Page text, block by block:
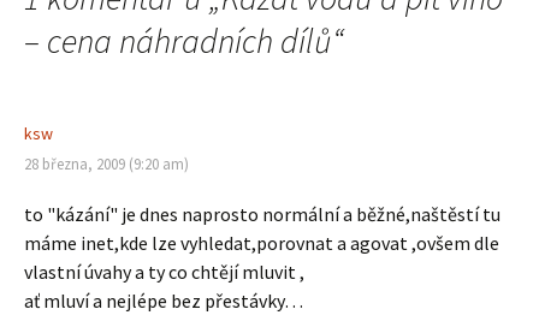
příspěvek
– cena náhradních dílů“
ksw
28 března, 2009 (9:20 am)
to "kázání" je dnes naprosto normální a běžné,naštěstí tu
máme inet,kde lze vyhledat,porovnat a agovat ,ovšem dle
vlastní úvahy a ty co chtějí mluvit ,
ať mluví a nejlépe bez přestávky…